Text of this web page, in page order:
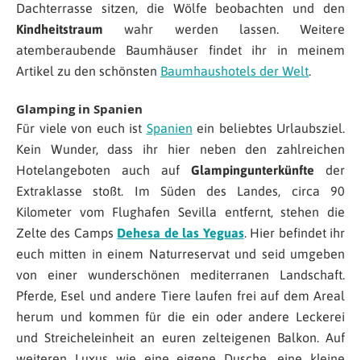
Dachterrasse sitzen, die Wölfe beobachten und den
Kindheitstraum wahr werden lassen. Weitere
atemberaubende Baumhäuser findet ihr in meinem
Artikel zu den schönsten Baumhaushotels der Welt.
Glamping in Spanien
Für viele von euch ist Spanien ein beliebtes Urlaubsziel.
Kein Wunder, dass ihr hier neben den zahlreichen
Hotelangeboten auch auf Glampingunterkünfte der
Extraklasse stoßt. Im Süden des Landes, circa 90
Kilometer vom Flughafen Sevilla entfernt, stehen die
Zelte des Camps Dehesa de las Yeguas. Hier befindet ihr
euch mitten in einem Naturreservat und seid umgeben
von einer wunderschönen mediterranen Landschaft.
Pferde, Esel und andere Tiere laufen frei auf dem Areal
herum und kommen für die ein oder andere Leckerei
und Streicheleinheit an euren zelteigenen Balkon. Auf